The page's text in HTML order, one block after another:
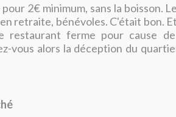
2€ minimum, sans la boisson.
retraite, bénévoles. C'était bon.
restaurant ferme pour cause
vous alors la déception du